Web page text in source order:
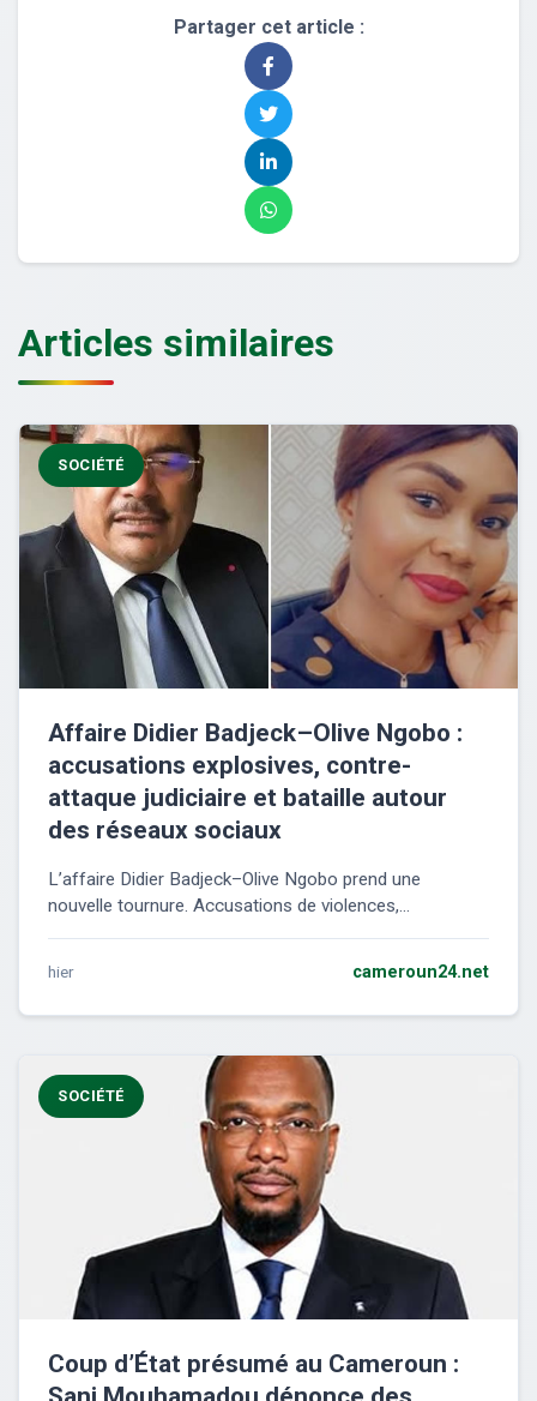
Partager cet article :
Articles similaires
SOCIÉTÉ
Affaire Didier Badjeck–Olive Ngobo :
accusations explosives, contre-
attaque judiciaire et bataille autour
des réseaux sociaux
L’affaire Didier Badjeck–Olive Ngobo prend une
nouvelle tournure. Accusations de violences,...
hier cameroun24.net
SOCIÉTÉ
Coup d’État présumé au Cameroun :